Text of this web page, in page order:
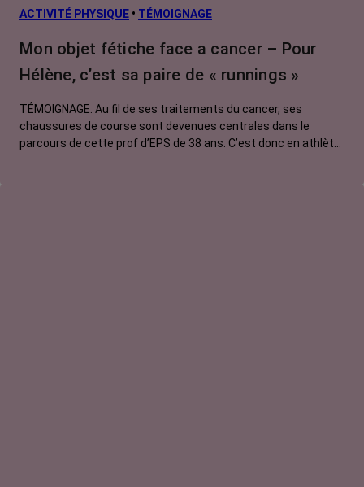
ACTIVITÉ PHYSIQUE • TÉMOIGNAGE
Mon objet fétiche face a cancer – Pour
Hélène, c’est sa paire de « runnings »
TÉMOIGNAGE. Au fil de ses traitements du cancer, ses
chaussures de course sont devenues centrales dans le
parcours de cette prof d’EPS de 38 ans. C’est donc en athlète